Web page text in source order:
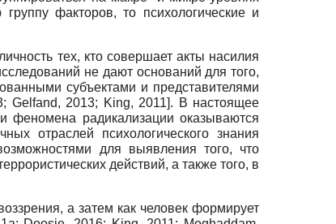
факторов, то психологические и
тех, кто совершает акты насилия
не дают оснований для того,
субъектами и представителями
; Gelfand, 2013; King, 2011]. В настоящее
феномена радикализации оказываются
отраслей психологического знания
для выявления того, что
действий, а также того, в
а затем как человек формирует